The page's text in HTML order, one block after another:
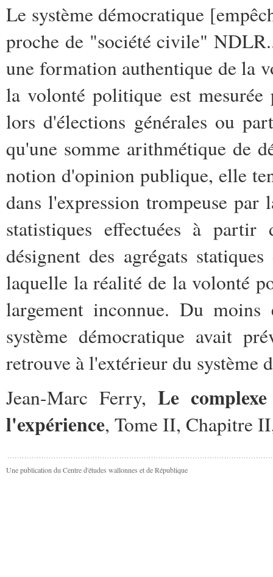
Le système démocratique
proche de "société civile"
une formation authentique de la
la volonté politique est mesurée
lors d'élections générales ou
qu'une somme arithmétique de
notion d'opinion publique, elle
dans l'expression trompeuse
statistiques effectuées à
désignent des agrégats
laquelle la réalité de la volonté
largement inconnue. Du moins
système démocratique avait
retrouve à l'extérieur du système
Jean-Marc Ferry,Le
l'expérience, Tome II, Chapitre
Une publication du Centre d'études wallonnes et de République